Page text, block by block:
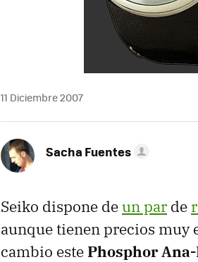
11 Diciembre 2007
Sacha Fuentes
Seiko dispone deun par de
aunque tienen precios muy
cambio estePhosphor